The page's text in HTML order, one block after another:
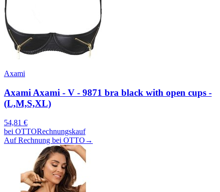
Axami
Axami Axami - V - 9871 bra black with open cups -
(L,M,S,XL)
54,81 €
bei OTTORechnungskauf
Auf Rechnung bei OTTO →